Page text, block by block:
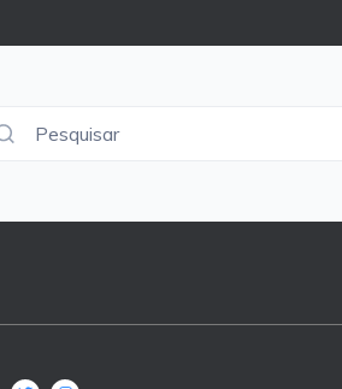
Pesquisar